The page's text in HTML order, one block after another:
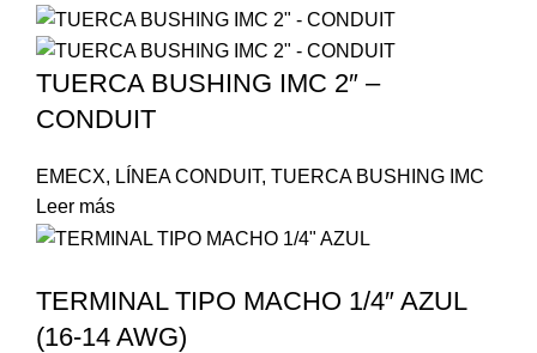
TUERCA BUSHING IMC 2″ –
CONDUIT
EMECX, LÍNEA CONDUIT, TUERCA BUSHING IMC
Leer más
TERMINAL TIPO MACHO 1/4″ AZUL
(16-14 AWG)